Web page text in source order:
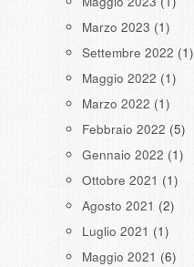
Marzo 2023 (1)
Settembre 2022 (1)
Maggio 2022 (1)
Marzo 2022 (1)
Febbraio 2022 (5)
Gennaio 2022 (1)
Ottobre 2021 (1)
Agosto 2021 (2)
Luglio 2021 (1)
Maggio 2021 (6)